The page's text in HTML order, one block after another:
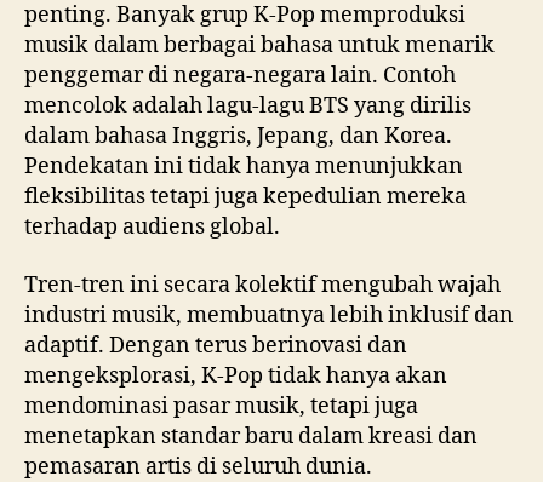
penting. Banyak grup K-Pop memproduksi
musik dalam berbagai bahasa untuk menarik
penggemar di negara-negara lain. Contoh
mencolok adalah lagu-lagu BTS yang dirilis
dalam bahasa Inggris, Jepang, dan Korea.
Pendekatan ini tidak hanya menunjukkan
fleksibilitas tetapi juga kepedulian mereka
terhadap audiens global.
Tren-tren ini secara kolektif mengubah wajah
industri musik, membuatnya lebih inklusif dan
adaptif. Dengan terus berinovasi dan
mengeksplorasi, K-Pop tidak hanya akan
mendominasi pasar musik, tetapi juga
menetapkan standar baru dalam kreasi dan
pemasaran artis di seluruh dunia.